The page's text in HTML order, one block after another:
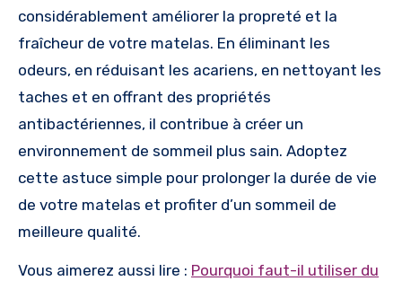
considérablement améliorer la propreté et la
fraîcheur de votre matelas. En éliminant les
odeurs, en réduisant les acariens, en nettoyant les
taches et en offrant des propriétés
antibactériennes, il contribue à créer un
environnement de sommeil plus sain. Adoptez
cette astuce simple pour prolonger la durée de vie
de votre matelas et profiter d’un sommeil de
meilleure qualité.
Vous aimerez aussi lire : Pourquoi faut-il utiliser du